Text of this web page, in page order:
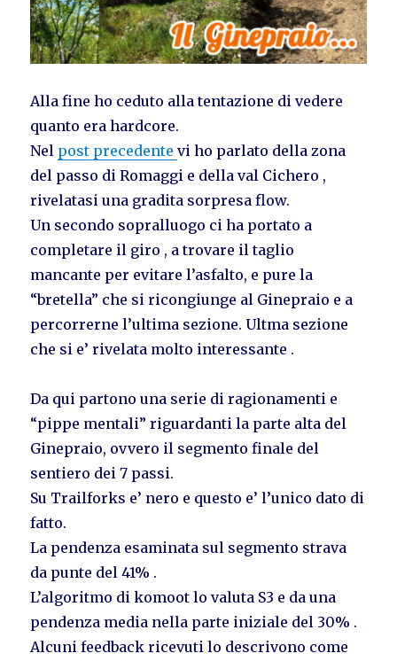
Alla fine ho ceduto alla tentazione di vedere
quanto era hardcore.
Nel post precedentevi ho parlato della zona
del passo di Romaggi e della val Cichero ,
rivelatasi una gradita sorpresa flow.
Un secondo sopralluogo ci ha portato a
completare il giro , a trovare il taglio
mancante per evitare l’asfalto, e pure la
“bretella” che si ricongiunge al Ginepraio e a
percorrerne l’ultima sezione. Ultma sezione
che si e’ rivelata molto interessante .
Da qui partono una serie di ragionamenti e
“pippe mentali” riguardanti la parte alta del
Ginepraio, ovvero il segmento finale del
sentiero dei 7 passi.
Su Trailforks e’ nero e questo e’ l’unico dato di
fatto.
La pendenza esaminata sul segmento strava
da punte del 41% .
L’algoritmo di komoot lo valuta S3 e da una
pendenza media nella parte iniziale del 30% .
Alcuni feedback ricevuti lo descrivono come